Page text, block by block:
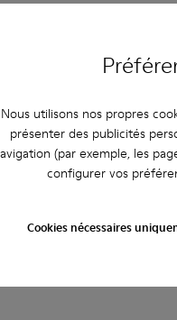
Nous utilisons nos propres
présenter des publicités
(par exemple, les
configurer vos
Cookies nécessaires